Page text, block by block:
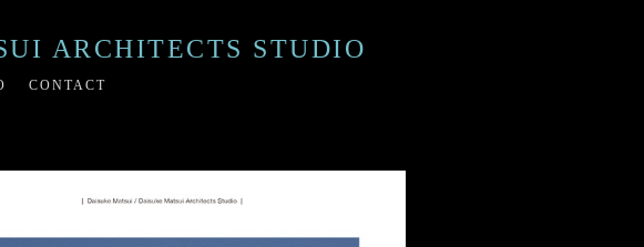
ARCHITECTS STUDIO
CONTACT